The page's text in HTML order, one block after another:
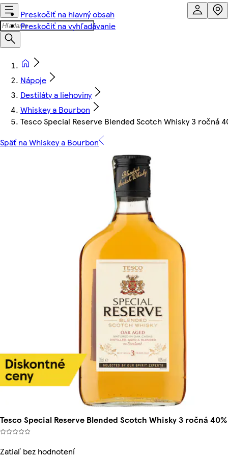
Preskočiť na hlavný obsah
Preskočiť na vyhľadávanie
Nápoje
Destiláty a liehoviny
Whiskey a Bourbon
Tesco Special Reserve Blended Scotch Whisky 3 ročná
Späť na Whiskey a Bourbon
Tesco Special Reserve Blended Scotch Whisky 3 ročná
Zatiaľ bez hodnotení